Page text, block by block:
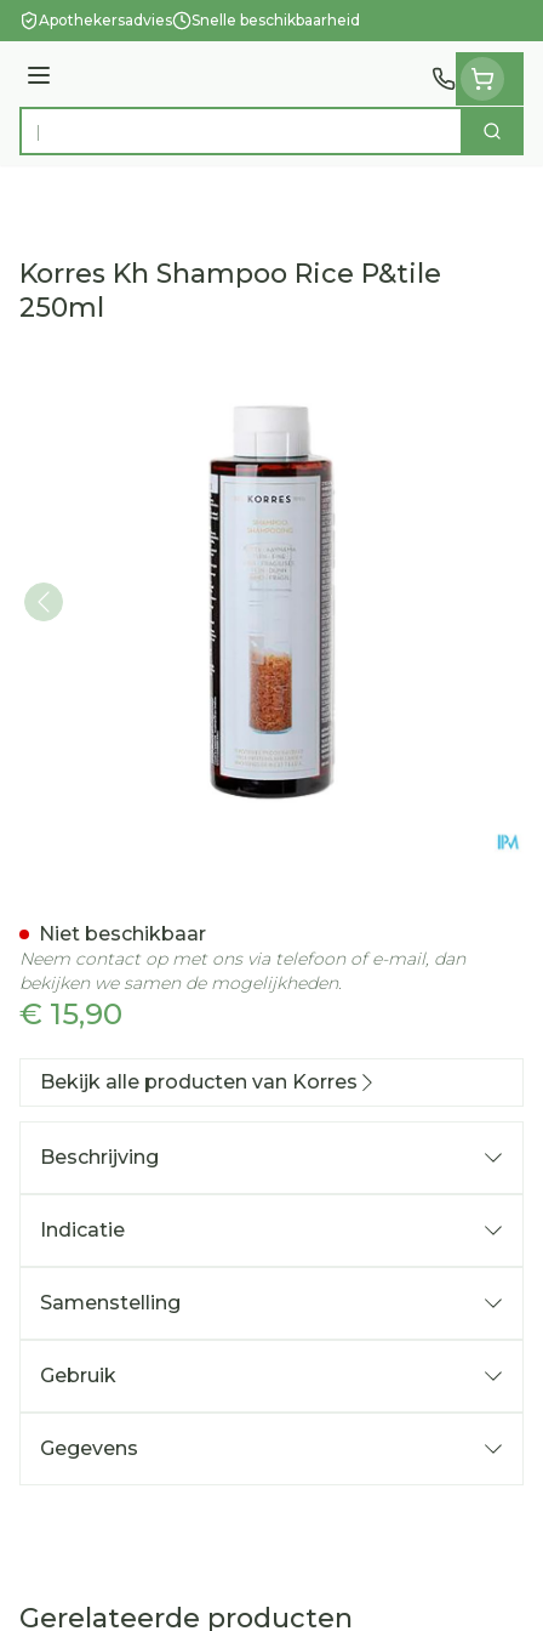
Ga naar de inhoud
Apothekersadvies Snelle beschikbaarheid
Menu
Product, merk, categorie... Zoek
Korres Kh Shampoo Rice P&tile
250ml
€ 15,90
Niet beschikbaar
Neem contact op met ons via telefoon of e-mail, dan
bekijken we samen de mogelijkheden.
Bekijk alle producten van Korres
Beschrijving
Indicatie
Samenstelling
Gebruik
Gegevens
Gerelateerde producten